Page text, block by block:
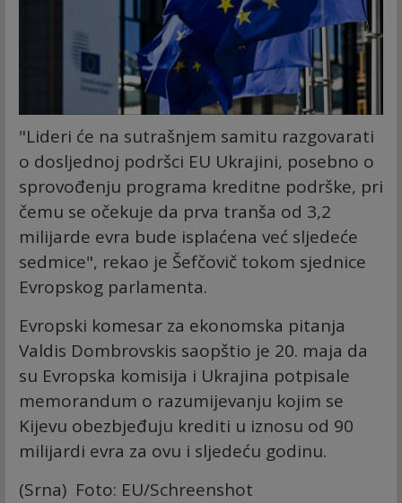
"Lideri će na sutrašnjem samitu razgovarati
o dosljednoj podršci EU Ukrajini, posebno o
sprovođenju programa kreditne podrške, pri
čemu se očekuje da prva tranša od 3,2
milijarde evra bude isplaćena već sljedeće
sedmice", rekao je Šefčovič tokom sjednice
Evropskog parlamenta.
Evropski komesar za ekonomska pitanja
Valdis Dombrovskis saopštio je 20. maja da
su Evropska komisija i Ukrajina potpisale
memorandum o razumijevanju kojim se
Kijevu obezbjeđuju krediti u iznosu od 90
milijardi evra za ovu i sljedeću godinu.
(Srna) Foto: EU/Schreenshot